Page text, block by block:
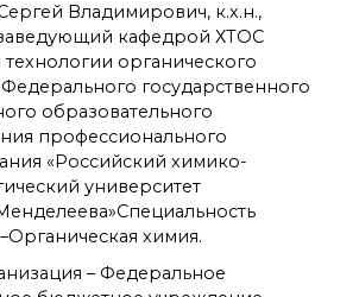
Владимирович, к.х.н.,
кафедрой ХТОС
органического
Федерального государственного
образовательного
профессионального
«Российский химико-
университет
химия.
– Федеральное